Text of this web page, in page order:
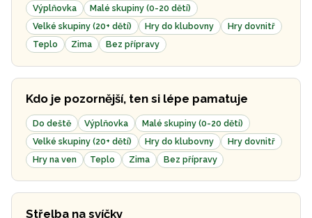
Výplňovka
Malé skupiny (0-20 dětí)
Velké skupiny (20+ dětí)
Hry do klubovny
Hry dovnitř
Teplo
Zima Bez přípravy
Kdo je pozornější, ten si lépe pamatuje
Do deště Výplňovka
Malé skupiny (0-20 dětí)
Velké skupiny (20+ dětí)
Hry do klubovny
Hry dovnitř
Hry na ven
Teplo Zima Bez přípravy
Střelba na svíčky